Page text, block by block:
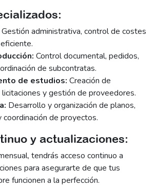
Gestión administrativa, control de costes
Control documental, pedidos,
de subcontratas.
de estudios: Creación de
y gestión de proveedores.
Desarrollo y organización de planos,
coordinación de proyectos.
y actualizaciones:
tendrás acceso continuo a
para asegurarte de que tus
funcionen a la perfección.